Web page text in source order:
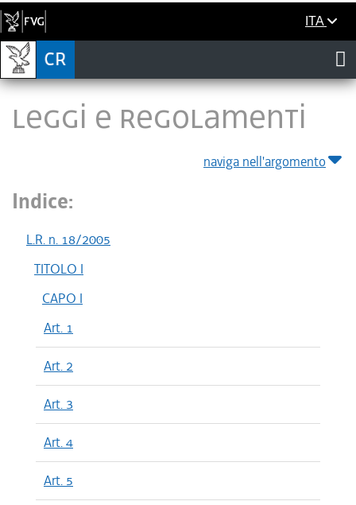
ITA
LEGGI E REGOLAMENTI
naviga nell'argomento
Indice:
L.R. n. 18/2005
TITOLO I
CAPO I
Art. 1
Art. 2
Art. 3
Art. 4
Art. 5